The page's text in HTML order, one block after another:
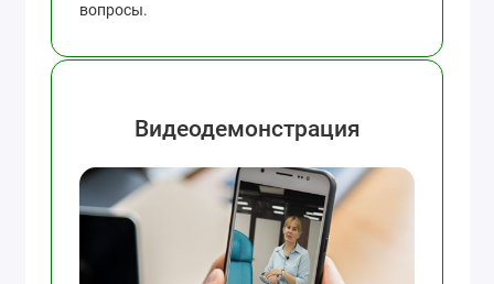
вопросы.
Видеодемонстрация